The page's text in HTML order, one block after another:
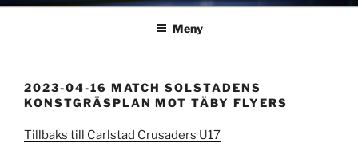
Meny
2023-04-16 MATCH SOLSTADENS
KONSTGRÄSPLAN MOT TÄBY FLYERS
Tillbaks till Carlstad Crusaders U17